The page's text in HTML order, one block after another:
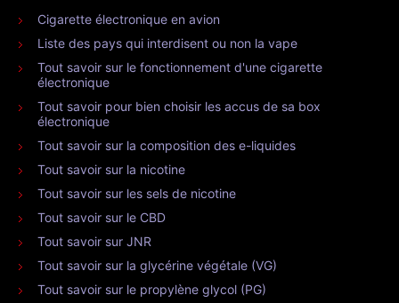
Cigarette électronique en avion
Liste des pays qui interdisent ou non la vape
Tout savoir sur le fonctionnement d'une cigarette
électronique
Tout savoir pour bien choisir les accus de sa box
électronique
Tout savoir sur la composition des e-liquides
Tout savoir sur la nicotine
Tout savoir sur les sels de nicotine
Tout savoir sur le CBD
Tout savoir sur JNR
Tout savoir sur la glycérine végétale (VG)
Tout savoir sur le propylène glycol (PG)